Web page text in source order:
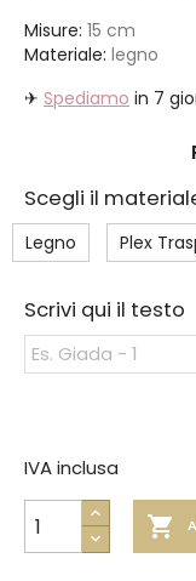
Misure: 15 cm
Materiale: legno
✈ Spediamo in 7
Scegli il
Legno Plex
Scrivi qui il testo

IVA inclusa